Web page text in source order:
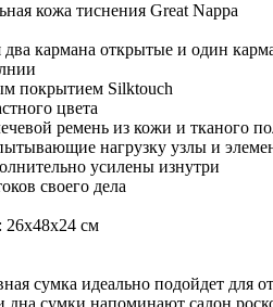
кожа тиснения Great Nappa
два кармана открытые и один
покрытием Silktouch
цвета
ремень из кожи и тканого
нагрузку узлы и
усилены изнутри
своего дела
см
сумка идеально подойдет для